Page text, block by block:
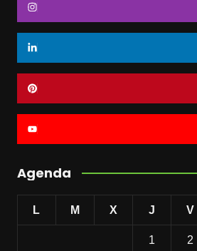
Agenda
L M X J V
1 2